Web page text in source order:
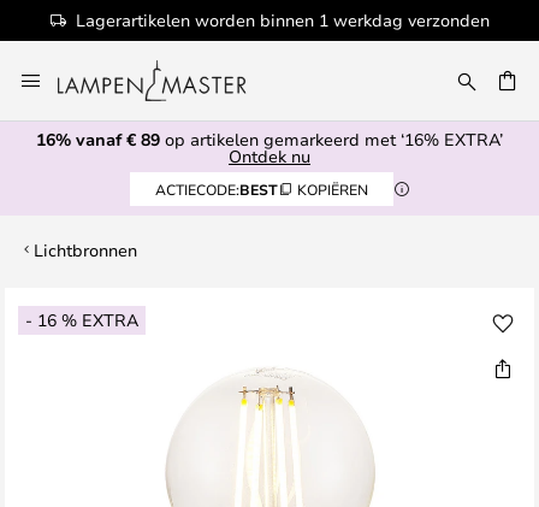
Lagerartikelen worden binnen 1 werkdag verzonden
naar
de
inhoud
16% vanaf € 89 op artikelen gemarkeerd met ‘16% EXTRA’
Ontdek nu
ACTIECODE:BEST KOPIËREN
Lichtbronnen
- 16 % EXTRA
Ga
naar